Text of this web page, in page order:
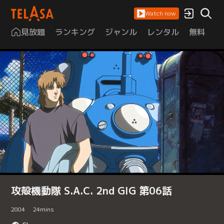
Watch now
見放題 ランキング ジャンル レンタル 無料
攻殻機動隊 S.A.C. 2nd GIG 第06話
2004 24mins